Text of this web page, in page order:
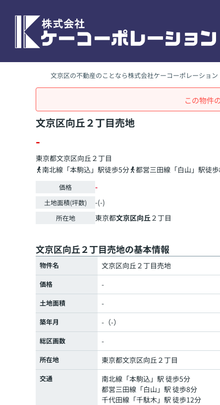
文京区の不動産のことなら株式会社ケーコーポレーション
この物件
文京区向丘２丁目売地
-
東京都文京区向丘２丁目
南北線「本駒込」駅徒歩5分
都営三田線「白山」駅徒
価格 -
土地面積(坪数) -(-)
所在地 東京都文京区向丘２丁目
文京区向丘２丁目売地の基本情報
物件名 文京区向丘２丁目売地
価格 -
土地面積 -
築年月 -（-）
総区画数 -
所在地 東京都文京区向丘２丁目
交通 南北線 「本駒込 」駅 徒歩5分
都営三田線 「白山 」駅 徒歩8分
千代田線 「千駄木」駅 徒歩12分